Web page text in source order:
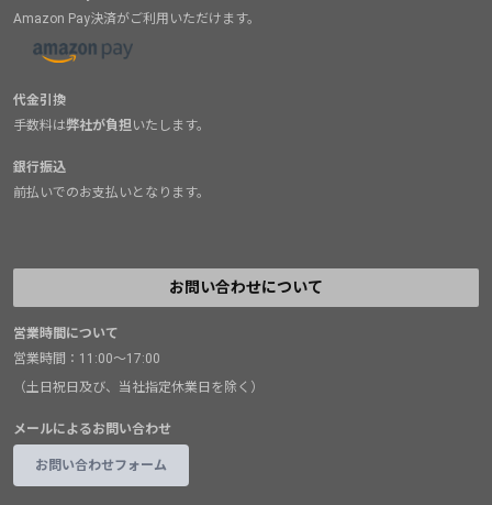
Amazon Pay決済がご利用いただけます。
代金引換
手数料は弊社が負担いたします。
銀行振込
前払いでのお支払いとなります。
お問い合わせについて
営業時間について
営業時間：11:00～17:00
（土日祝日及び、当社指定休業日を除く）
メールによるお問い合わせ
お問い合わせフォーム